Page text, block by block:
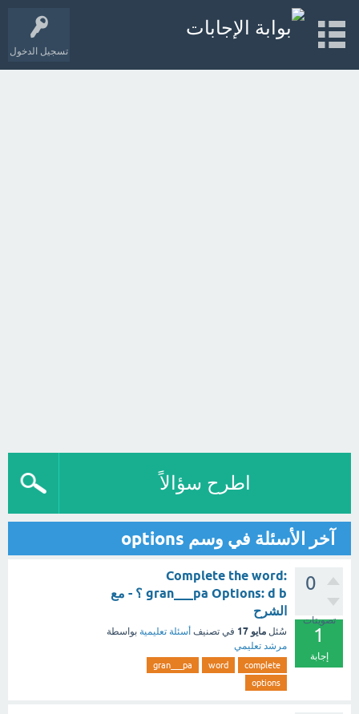
تسجيل الدخول
اطرح سؤالاً
آخر الأسئلة في وسم options
0
تصويتات
1
إجابة
Complete the word:
gran___pa Options: d b ؟ - مع
الشرح
سُئل مايو 17 في تصنيف أسئلة تعليمية بواسطة
مرشد تعليمي
complete
word
gran___pa
options